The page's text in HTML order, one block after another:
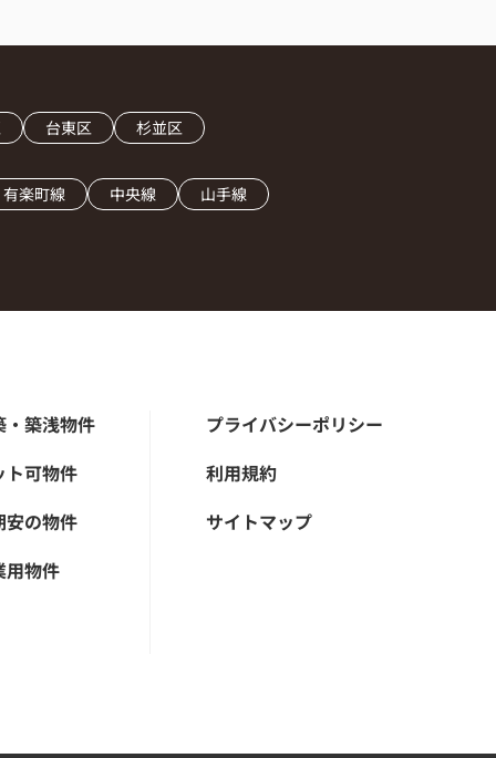
台東区 杉並区
有楽町線 中央線
山手線
・築浅物件
ト可物件
安の物件
用物件
プライバシーポリシー
利用規約
サイトマップ